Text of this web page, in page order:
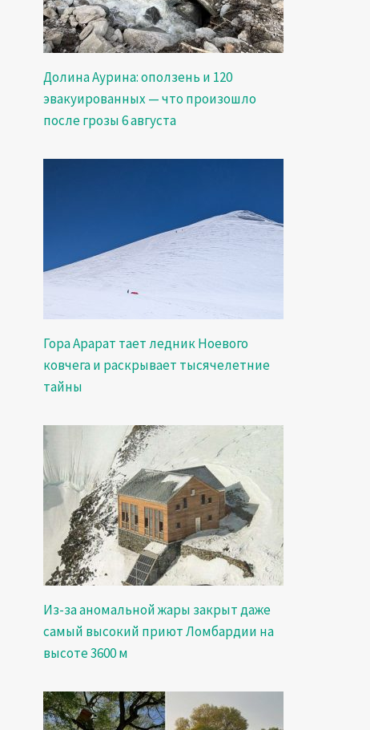
Долина Аурина: оползень и 120
эвакуированных — что произошло
после грозы 6 августа
Гора Арарат тает ледник Ноевого
ковчега и раскрывает тысячелетние
тайны
Из-за аномальной жары закрыт даже
самый высокий приют Ломбардии на
высоте 3600 м